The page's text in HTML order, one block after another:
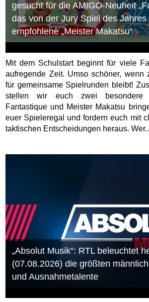
gesucht für die AMIGO-Neuheit
das von der Jury Spiel des Jahres
empfohlene „Meister Makatsu“
Mit dem Schulstart beginnt für viele
aufregende Zeit. Umso schöner, wenn
für gemeinsame Spielrunden bleibt!
stellen wir euch zwei besondere
Fantastique und Meister Makatsu
euer Spieleregal und fordern euch mit
taktischen Entscheidungen heraus.
„Absolut Musik“: RTL beleuchtet
(07.08.2026) die größten
und Ausnahmetalente